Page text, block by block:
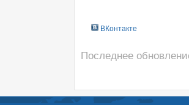
ВКонтакте
Последнее